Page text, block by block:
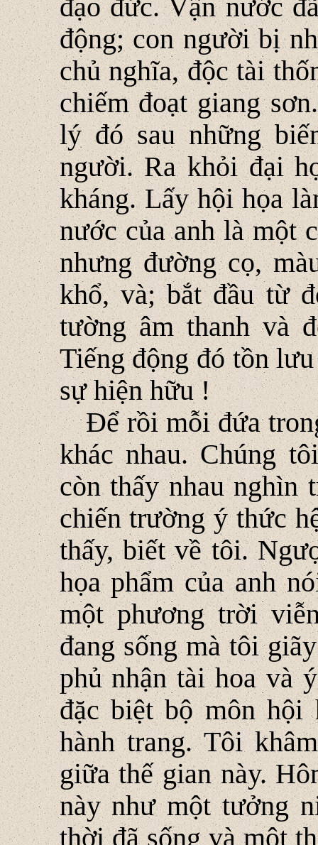
đạo đức. Vận nước
động; con người bị
chủ nghĩa, độc tài
chiếm đoạt giang
lý đó sau những
người. Ra khỏi đại
kháng. Lấy hội họa
nước của anh là một
nhưng đường cọ,
khổ, và; bắt đầu từ
tường âm thanh và
Tiếng động đó tồn
sự hiện hữu !
Để rồi mỗi đứa
khác nhau. Chúng
còn thấy nhau nghìn
chiến trường ý thức
thấy, biết về tôi.
họa phẩm của anh
một phương trời
đang sống mà tôi
phủ nhận tài hoa và
đặc biệt bộ môn hội
hành trang. Tôi
giữa thế gian này.
này như một tưởng
thời đã sống và một